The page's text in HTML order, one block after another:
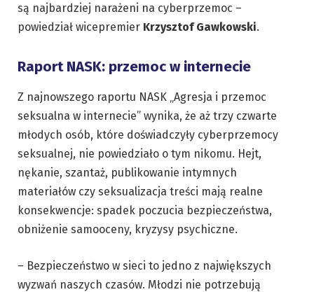
są najbardziej narażeni na cyberprzemoc –
powiedział wicepremier Krzysztof Gawkowski.
Raport NASK: przemoc w internecie
Z najnowszego raportu NASK „Agresja i przemoc
seksualna w internecie” wynika, że aż trzy czwarte
młodych osób, które doświadczyły cyberprzemocy
seksualnej, nie powiedziało o tym nikomu. Hejt,
nękanie, szantaż, publikowanie intymnych
materiałów czy seksualizacja treści mają realne
konsekwencje: spadek poczucia bezpieczeństwa,
obniżenie samooceny, kryzysy psychiczne.
– Bezpieczeństwo w sieci to jedno z największych
wyzwań naszych czasów. Młodzi nie potrzebują